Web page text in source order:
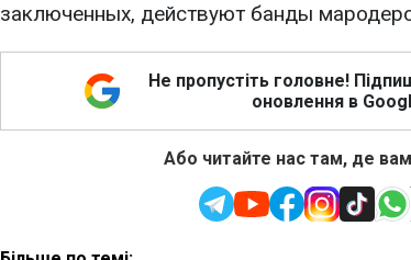
заключенных, действуют банды
Не пропустіть головне!
оновлення в
Або читайте нас там, де